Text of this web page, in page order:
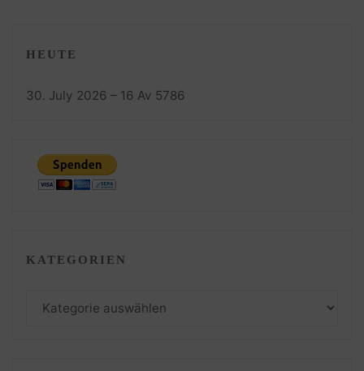
HEUTE
30. July 2026 – 16 Av 5786
KATEGORIEN